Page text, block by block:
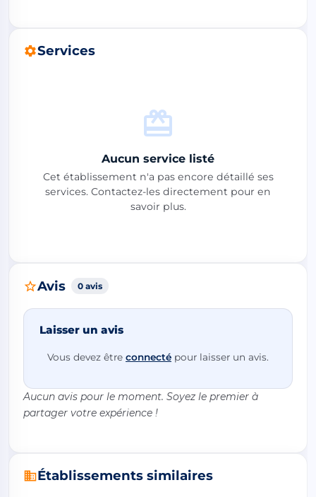
Services
Aucun service listé
Cet établissement n'a pas encore détaillé ses
services. Contactez-les directement pour en
savoir plus.
Avis 0 avis
Laisser un avis
Vous devez être connecté pour laisser un avis.
Aucun avis pour le moment. Soyez le premier à
partager votre expérience !
Établissements similaires